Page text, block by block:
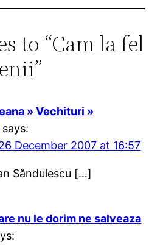
to “Cam la fel
» Vechituri »
says:
December 2007 at 16:57
Săndulescu […]
nu le dorim ne salveaza